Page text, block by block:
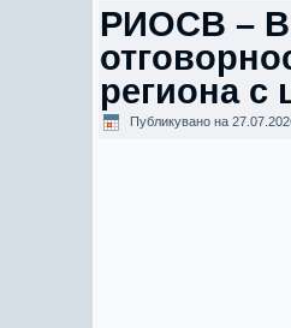
РИОСВ –
региона с
Публикувано на